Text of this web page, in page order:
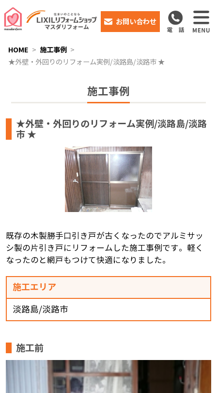
お問い合わせ
HOME
施工事例
★外壁・外回りのリフォーム実例/淡路島/淡路市 ★
施工事例
★外壁・外回りのリフォーム実例/淡路島/淡路
市 ★
既存の木製勝手口引き戸が古くなったのでアルミサッ
シ製の片引き戸にリフォームした施工事例です。軽く
なったのと網戸もつけて快適になりました。
施工エリア
淡路島/淡路市
施工前